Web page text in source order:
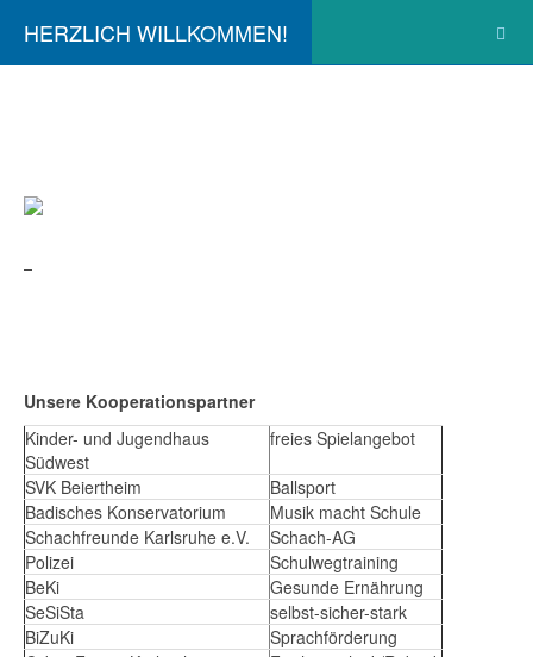
HERZLICH WILLKOMMEN!
Unsere Kooperationspartner
Kinder- und Jugendhaus
Südwest
freies Spielangebot
SVK Beiertheim
Ballsport
Badisches Konservatorium
Musik macht Schule
Schachfreunde Karlsruhe e.V.
Schach-AG
Polizei
Schulwegtraining
BeKi
Gesunde Ernährung
SeSiSta
selbst-sicher-stark
BiZuKi
Sprachförderung